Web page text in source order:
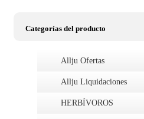
Categorías del producto
Allju Ofertas
Allju Liquidaciones
HERBÍVOROS